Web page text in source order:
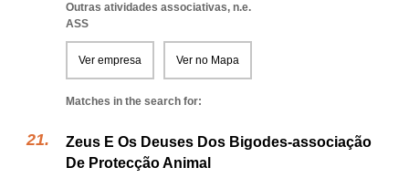
Outras atividades associativas, n.e.
ASS
Ver empresa Ver no Mapa
Matches in the search for:
Zeus E Os Deuses Dos Bigodes-associação
De Protecção Animal